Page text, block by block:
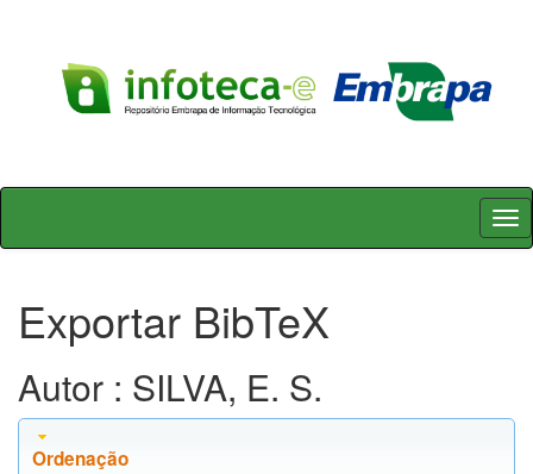
Skip
Exportar BibTeX
Autor : SILVA, E. S.
Ordenação